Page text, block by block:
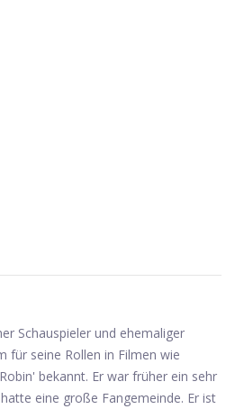
Schauspieler und ehemaliger
für seine Rollen in Filmen wie
bekannt. Er war früher ein sehr
eine große Fangemeinde. Er ist